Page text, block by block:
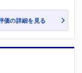
価の詳細を見る